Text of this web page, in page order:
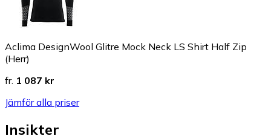
Aclima DesignWool Glitre Mock Neck LS Shirt Half Zip
(Herr)
fr. 1 087 kr
Jämför alla priser
Insikter